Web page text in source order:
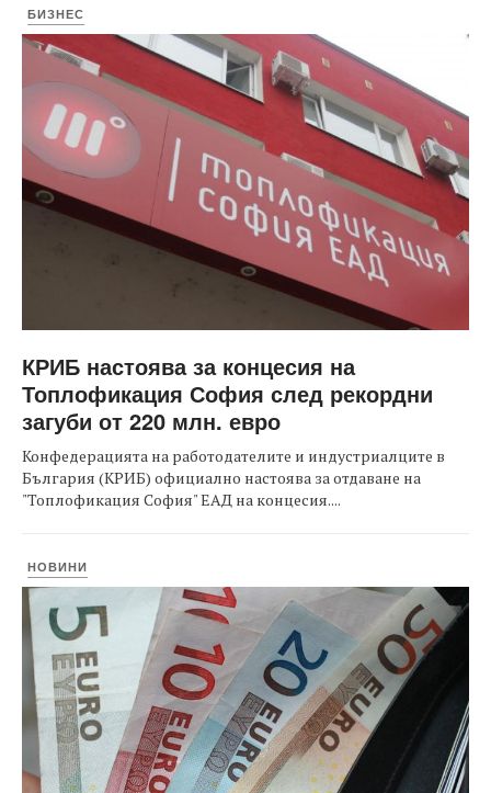
БИЗНЕС
КРИБ настоява за концесия на
Топлофикация София след рекордни
загуби от 220 млн. евро
Конфедерацията на работодателите и индустриалците в
България (КРИБ) официално настоява за отдаване на
"Топлофикация София" ЕАД на концесия....
НОВИНИ